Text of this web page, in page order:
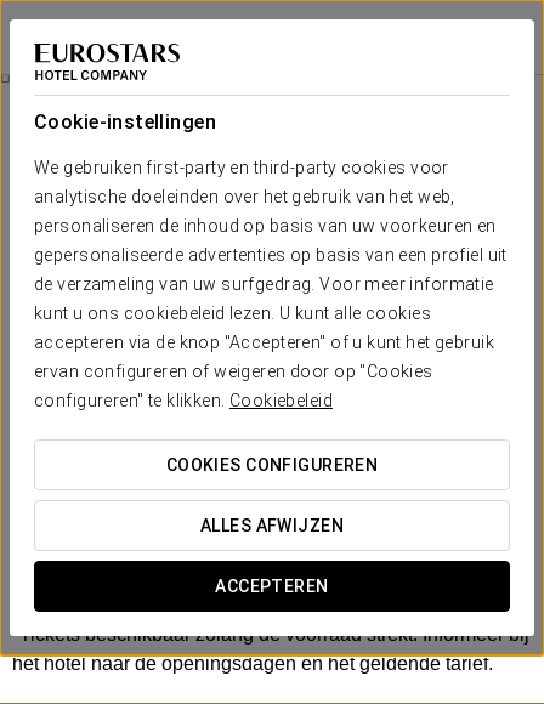
Cookie-instellingen
We gebruiken first-party en third-party cookies voor
analytische doeleinden over het gebruik van het web,
personaliseren de inhoud op basis van uw voorkeuren en
gepersonaliseerde advertenties op basis van een profiel uit
de verzameling van uw surfgedrag. Voor meer informatie
kunt u ons cookiebeleid lezen. U kunt alle cookies
accepteren via de knop "Accepteren" of u kunt het gebruik
ervan configureren of weigeren door op "Cookies
configureren" te klikken. Cookiebeleid
COOKIES CONFIGUREREN
ALLES AFWIJZEN
ACCEPTEREN
Crisol Leganés
MADRID - LEGANÉS
Toegang Parque Warner Madrid
45 €
Toegang Parque Warner Madrid
Geniet van een onvergetelijke ervaring in Parque Warner
Madrid met onze speciale aanbieding. Inclusief één
individueel ticket (kind of volwassene) geldig voor een hele
dag vol avontuur en plezier.
*Kinderen onder de 100 cm hebben gratis toegang.
*Tickets beschikbaar zolang de voorraad strekt. Informeer bij
het hotel naar de openingsdagen en het geldende tarief.